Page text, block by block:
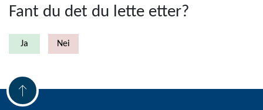
Fant du det du lette etter?